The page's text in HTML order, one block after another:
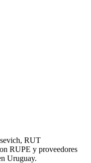
RUT
RUPE y proveedores
Uruguay.